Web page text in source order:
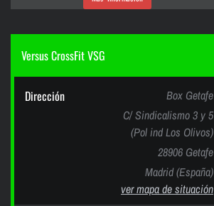
Versus CrossFit VSG
Dirección
Box Getafe
C/ Sindicalismo 3 y 5
(Pol ind Los Olivos)
28906 Getafe
Madrid (España)
ver mapa de situación